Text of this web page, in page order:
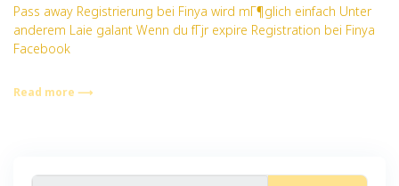
Pass away Registrierung bei Finya wird mГ¶glich einfach Unter
anderem Laie galant Wenn du fГјr expire Registration bei Finya
Facebook
Read more ⟶